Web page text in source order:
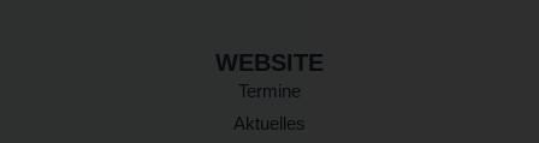
WEBSITE
Termine
Aktuelles